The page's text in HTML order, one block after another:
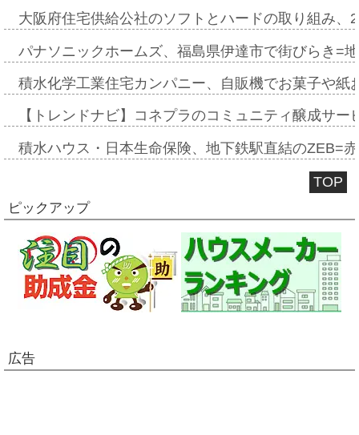
大阪府住宅供給公社のソフトとハードの取り組み
パナソニックホームズ、福島県伊達市で街びらき=
積水化学工業住宅カンパニー、自販機でお菓子や
【トレンドナビ】コネプラのコミュニティ醸成サ
積水ハウス・日本生命保険、地下鉄駅直結のZEB=
TOP
ピックアップ
広告